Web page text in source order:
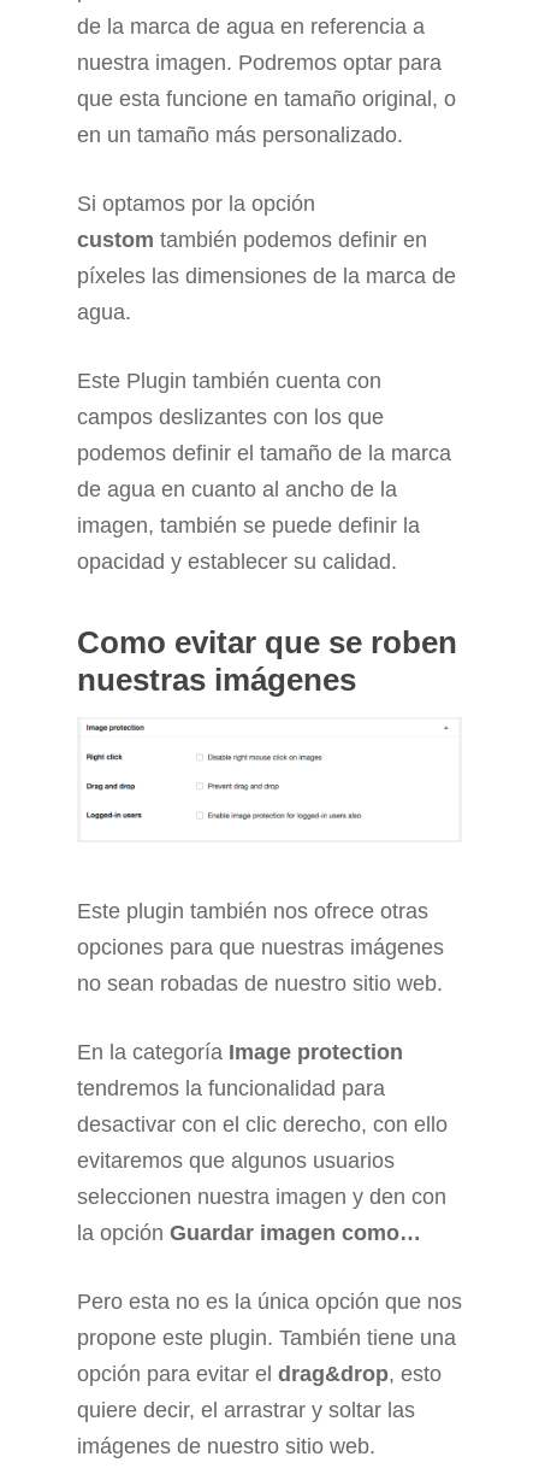
de la marca de agua en referencia a
nuestra imagen. Podremos optar para
que esta funcione en tamaño original, o
en un tamaño más personalizado.
Si optamos por la opción
custom también podemos definir en
píxeles las dimensiones de la marca de
agua.
Este Plugin también cuenta con
campos deslizantes con los que
podemos definir el tamaño de la marca
de agua en cuanto al ancho de la
imagen, también se puede definir la
opacidad y establecer su calidad.
Como evitar que se roben
nuestras imágenes
Este plugin también nos ofrece otras
opciones para que nuestras imágenes
no sean robadas de nuestro sitio web.
En la categoría Image protection
tendremos la funcionalidad para
desactivar con el clic derecho, con ello
evitaremos que algunos usuarios
seleccionen nuestra imagen y den con
la opción Guardar imagen como…
Pero esta no es la única opción que nos
propone este plugin. También tiene una
opción para evitar el drag&drop, esto
quiere decir, el arrastrar y soltar las
imágenes de nuestro sitio web.